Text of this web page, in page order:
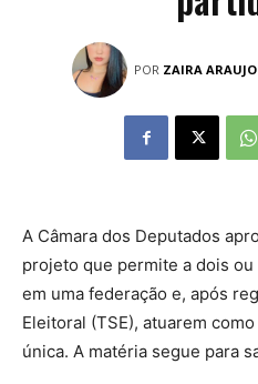
POR ZAIRA ARAUJO
A Câmara dos Deputados
projeto que permite a dois
em uma federação e, após
Eleitoral (TSE), atuarem
única. A matéria segue para